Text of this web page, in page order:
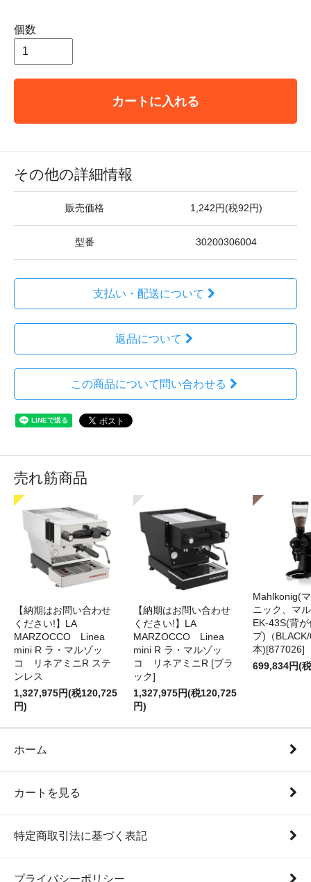
個数
カートに入れる
その他の詳細情報
販売価格 1,242円(税92円)
型番 30200306004
支払い・配送について
返品について
この商品について問い合わせる
売れ筋商品
【納期はお問い合わせ
ください!】LA
MARZOCCO Linea
mini R ラ・マルゾッ
コ リネアミニR ステ
ンレス
1,327,975円(税120,725
円)
【納期はお問い合わせ
ください!】LA
MARZOCCO Linea
mini R ラ・マルゾッ
コ リネアミニR [ブラ
ック]
1,327,975円(税120,725
円)
Mahlkonig(
ニック、マ
EK-43S(背
プ)（
本)[877026]
699,834円(
ホーム
カートを見る
特定商取引法に基づく表記
プライバシーポリシー